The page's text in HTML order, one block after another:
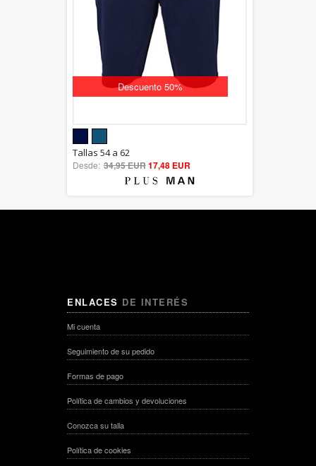
Descuento 50%
out of 5
Tallas 54 a 62
Desde: 34,95 EUR17,48 EUR
ENLACES DE INTERÉS
Mi cuenta
Seguimiento de su pedido
Formas de pago
Política de cambios y devoluciones
Conozca su talla
Política de cookies